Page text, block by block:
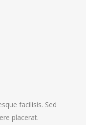
facilisis. Sed
placerat.